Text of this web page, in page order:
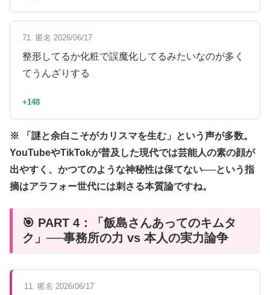
71. 匿名 2026/06/17
整形してるか化粧で誤魔化してるみたいなのが多く
てうんざりする
+148
※ 「謎と余白こそがカリスマを生む」という声が多数。
YouTubeやTikTokが普及した現代では芸能人の素の顔が
出やすく、かつてのような神秘性は保てない──という指
摘はアラフォー世代には刺さる本質論ですね。
🎯 PART 4：「飯島さんあってのキムタ
ク」──事務所の力 vs 本人の実力論争
11. 匿名 2026/06/17